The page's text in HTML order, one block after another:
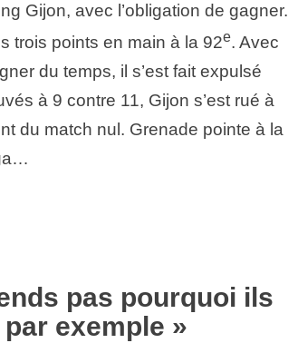
Gijon, avec l’obligation de gagner.
trois points en main à la 92e. Avec
du temps, il s’est fait expulsé
à 9 contre 11, Gijon s’est rué à
du match nul. Grenade pointe à la
pas pourquoi ils
exemple »